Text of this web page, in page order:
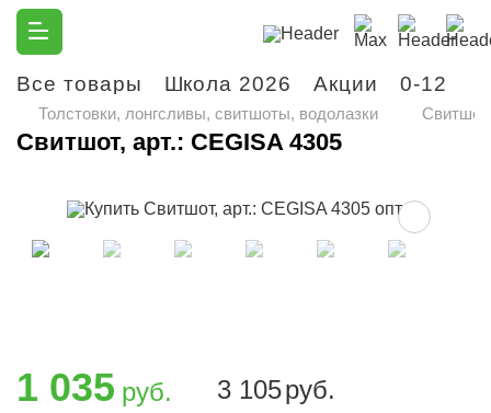
Все товары Школа 2026 Акции 0-12
Толстовки, лонгсливы, свитшоты, водолазки
Свитшот, арт.: CEGISA 4305
1 035 руб. 3 105руб.